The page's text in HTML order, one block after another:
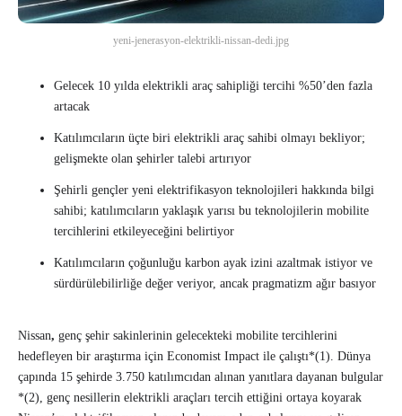
yeni-jenerasyon-elektrikli-nissan-dedi.jpg
Gelecek 10 yılda elektrikli araç sahipliği tercihi %50’den fazla
artacak
Katılımcıların üçte biri elektrikli araç sahibi olmayı bekliyor;
gelişmekte olan şehirler talebi artırıyor
Şehirli gençler yeni elektrifikasyon teknolojileri hakkında bilgi
sahibi; katılımcıların yaklaşık yarısı bu teknolojilerin mobilite
tercihlerini etkileyeceğini belirtiyor
Katılımcıların çoğunluğu karbon ayak izini azaltmak istiyor ve
sürdürülebilirliğe değer veriyor, ancak pragmatizm ağır basıyor
Nissan, genç şehir sakinlerinin gelecekteki mobilite tercihlerini
hedefleyen bir araştırma için Economist Impact ile çalıştı*(1). Dünya
çapında 15 şehirde 3.750 katılımcıdan alınan yanıtlara dayanan bulgular
*(2), genç nesillerin elektrikli araçları tercih ettiğini ortaya koyarak